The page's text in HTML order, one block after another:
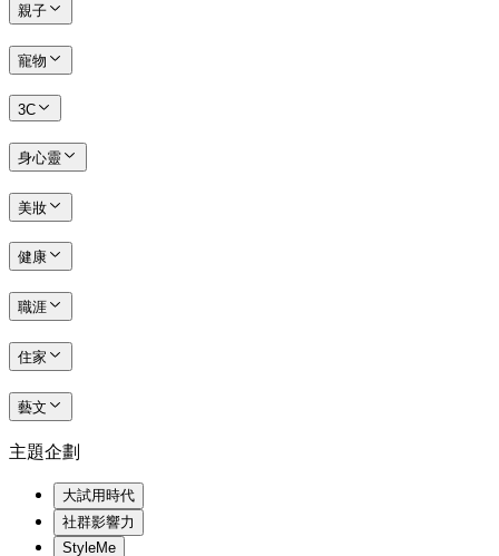
親子
寵物
3C
身心靈
美妝
健康
職涯
住家
藝文
主題企劃
大試用時代
社群影響力
StyleMe